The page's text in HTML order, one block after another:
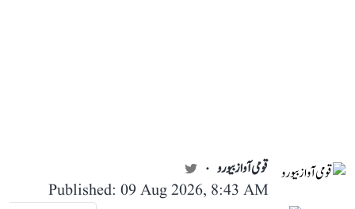
قومی آواز بیورو
Published: 09 Aug 2026, 8:43 AM